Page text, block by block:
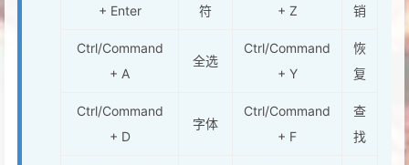
+ Enter
符
+ Z
销
Ctrl/Command
+ A
全选
Ctrl/Command
+ Y
恢
复
Ctrl/Command
+ D
字体
Ctrl/Command
+ F
查
找